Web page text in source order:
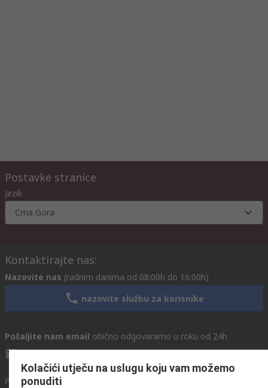
Postavke stranice
Jezik
Crna Gora
Kontaktirajte nas:
Nazovite nas (radnim danima od 08:00h do 16:00h)
nazovite službu za korisnike
Pošaljite nam email obično odgovaramo u roku od 24h
info@primotronic.hr
Povežite se s nama
Kolačići utječu na uslugu koju vam možemo
ponuditi